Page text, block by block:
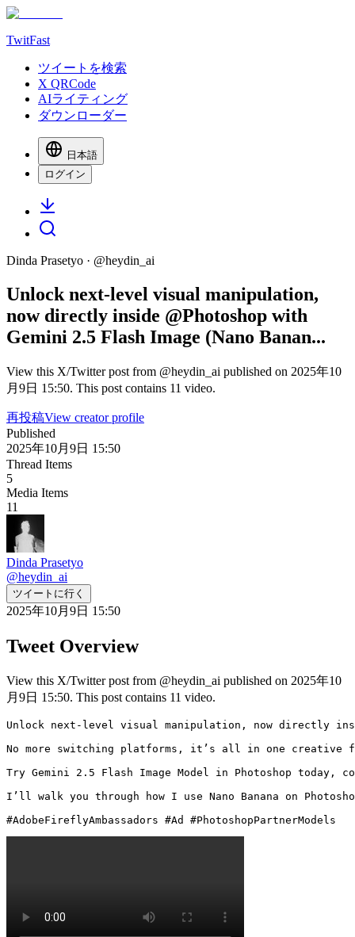
TwitFast
ツイートを検索
X QRCode
AIライティング
ダウンローダー
日本語
ログイン
Dinda Prasetyo · @heydin_ai
Unlock next-level visual manipulation,
now directly inside @Photoshop with
Gemini 2.5 Flash Image (Nano Banan...
View this X/Twitter post from @heydin_ai published on 2025年10
月9日 15:50. This post contains 11 video.
再投稿View creator profile
Published
2025年10月9日 15:50
Thread Items
5
Media Items
11
Dinda Prasetyo
@heydin_ai
ツイートに行く
2025年10月9日 15:50
Tweet Overview
View this X/Twitter post from @heydin_ai published on 2025年10
月9日 15:50. This post contains 11 video.
Unlock next-level visual manipulation, now directly
No more switching platforms, it’s all in one creative
Try Gemini 2.5 Flash Image Model in Photoshop today,
I’ll walk you through how I use Nano Banana on
#AdobeFireflyAmbassadors #Ad #PhotoshopPartnerModels